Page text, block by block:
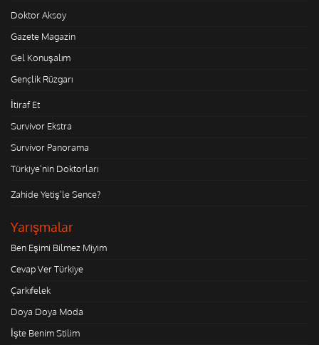
Doktor Aksoy
Gazete Magazin
Gel Konuşalım
Gençlik Rüzgarı
İtiraf Et
Survivor Ekstra
Survivor Panorama
Türkiye'nin Doktorları
Zahide Yetiş'le Sence?
Yarışmalar
Ben Eşimi Bilmez Miyim
Cevap Ver Türkiye
Çarkıfelek
Doya Doya Moda
İşte Benim Stilim